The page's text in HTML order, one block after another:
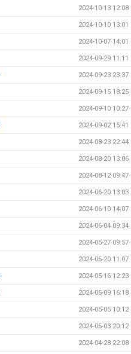
2024-10-13 12:08
2024-10-10 13:01
2024-10-07 14:01
2024-09-29 11:11
2024-09-23 23:37
2024-09-15 18:25
2024-09-10 10:27
2024-09-02 15:41
2024-08-23 22:44
2024-08-20 13:06
2024-08-12 09:47
2024-06-20 13:03
2024-06-10 14:07
2024-06-04 09:34
2024-05-27 09:57
2024-05-20 11:07
2024-05-16 12:23
2024-05-09 16:18
2024-05-05 10:12
2024-05-03 20:12
2024-04-28 22:08